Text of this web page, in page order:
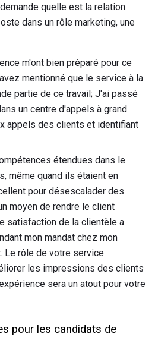
quelle est la relation
dans un rôle marketing, une
m'ont bien préparé pour ce
mentionné que le service à la
partie de ce travail; J'ai passé
un centre d'appels à grand
appels des clients et identifiant
étendues dans le
même quand ils étaient en
pour désescalader des
moyen de rendre le client
satisfaction de la clientèle a
mon mandat chez mon
Le rôle de votre service
les impressions des clients
sera un atout pour votre
pour les candidats de